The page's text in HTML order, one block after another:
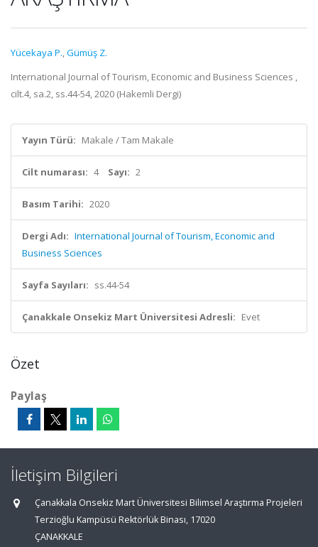
Yücekaya P.,Gümüş Z.
International Journal of Tourism, Economic and Business Sciences ,
cilt.4, sa.2, ss.44-54, 2020 (Hakemli Dergi)
Yayın Türü: Makale / Tam Makale
Cilt numarası: 4 Sayı: 2
Basım Tarihi: 2020
Dergi Adı: International Journal of Tourism, Economic and
Business Sciences
Sayfa Sayıları: ss.44-54
Çanakkale Onsekiz Mart Üniversitesi Adresli: Evet
Özet
Paylaş
İletişim Bilgileri
Çanakkala Onsekiz Mart Üniversitesi Bilimsel Araştırma Projeleri
Terzioğlu Kampüsü Rektörlük Binası, 17020
ÇANAKKALE